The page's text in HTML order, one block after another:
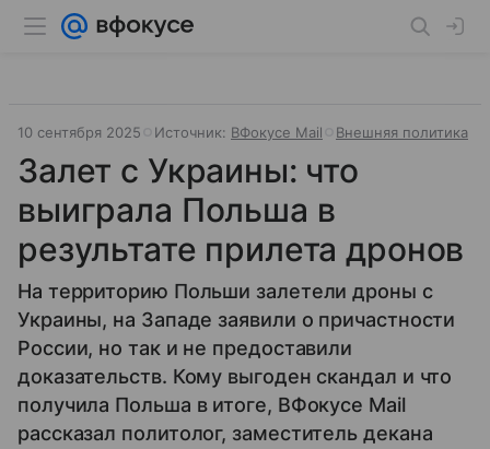
10 сентября 2025 Источник: ВФокусе Mail Внешняя политика
Залет с Украины: что
выиграла Польша в
результате прилета дронов
На территорию Польши залетели дроны с
Украины, на Западе заявили о причастности
России, но так и не предоставили
доказательств. Кому выгоден скандал и что
получила Польша в итоге, ВФокусе Mail
рассказал политолог, заместитель декана